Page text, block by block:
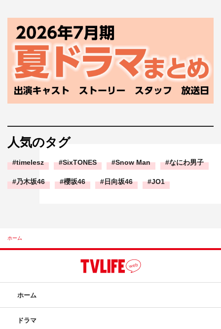
人気のタグ
timelesz SixTONES Snow Man なにわ男子
乃木坂46 櫻坂46 日向坂46 JO1
ホーム
ホーム
ドラマ